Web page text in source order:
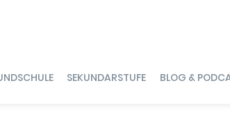
SEKUNDARSTUFE BLOG &